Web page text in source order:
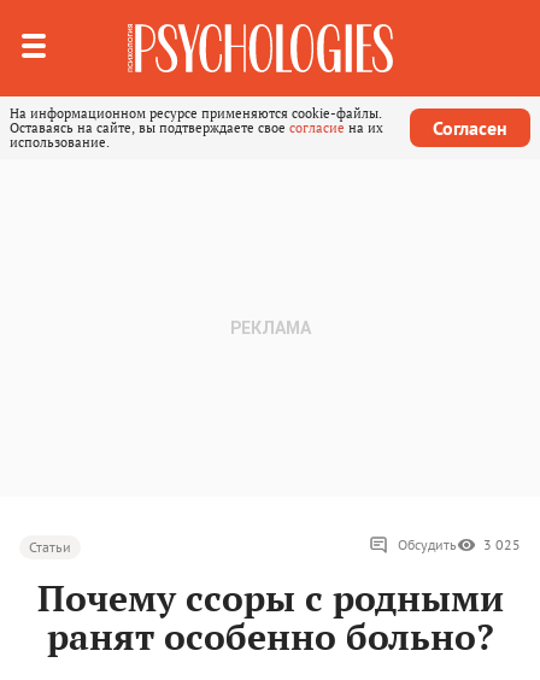
На информационном ресурсе применяются cookie-файлы.
Оставаясь на сайте, вы подтверждаете свое согласие на их
использование.
Согласен
Статьи Обсудить 3 025
Почему ссоры с родными
ранят особенно больно?